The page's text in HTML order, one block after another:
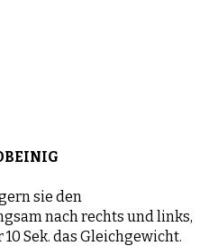
sie den
nach rechts und links,
Sek. das Gleichgewicht.